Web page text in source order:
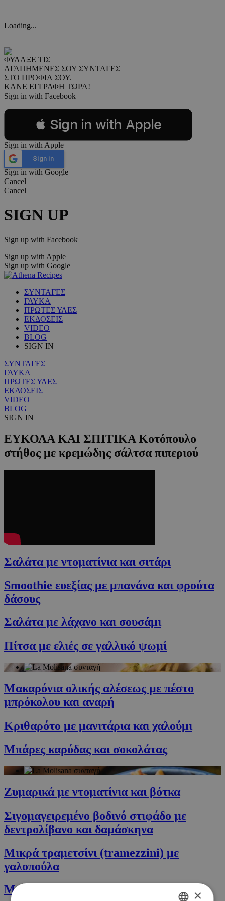
Loading...
ΦΥΛΑΞΕ ΤΙΣ
ΑΓΑΠΗΜΕΝΕΣ ΣΟΥ ΣΥΝΤΑΓΕΣ
ΣΤΟ ΠΡΟΦΙΛ ΣΟΥ.
ΚΑΝΕ ΕΓΓΡΑΦΗ ΤΩΡΑ!
Sign in with Facebook
 Sign in with Apple
Sign in with Apple
Sign in
Sign in with Google
Cancel
Cancel
SIGN UP
Sign up with Facebook
Sign up with Apple
Sign up with Google
ΣΥΝΤΑΓΕΣ
ΓΛΥΚΑ
ΠΡΩΤΕΣ ΥΛΕΣ
ΕΚΔΟΣΕΙΣ
VIDEO
BLOG
SIGN IN
ΣΥΝΤΑΓΕΣ
ΓΛΥΚΑ
ΠΡΩΤΕΣ ΥΛΕΣ
ΕΚΔΟΣΕΙΣ
VIDEO
BLOG
SIGN IN
ΕΥΚΟΛΑ ΚΑΙ ΣΠΙΤΙΚΑ Κοτόπουλο
στήθος με κρεμώδης σάλτσα πιπεριού
Σαλάτα με ντοματίνια και σιτάρι
Smoothie ευεξίας με μπανάνα και φρούτα
δάσους
Σαλάτα με λάχανο και σουσάμι
Πίτσα με ελιές σε γαλλικό ψωμί
Μακαρόνια ολικής αλέσεως με πέστο
μπρόκολου και αναρή
Κριθαρότο με μανιτάρια και χαλούμι
Μπάρες καρύδας και σοκολάτας
Ζυμαρικά με ντοματίνια και βότκα
Σιγομαγειρεμένο βοδινό στιφάδο με
δεντρολίβανο και δαμάσκηνα
Μικρά τραμετσίνι (tramezzini) με
γαλοπούλα
Μεξικάνικο φαγητό στο ηλεκτρό τηγάνι
×